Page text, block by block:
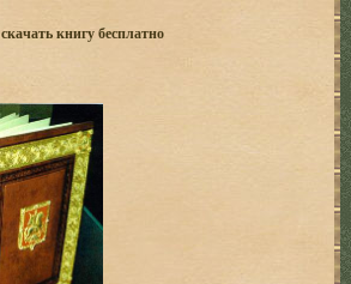
скачать книгу бесплатно